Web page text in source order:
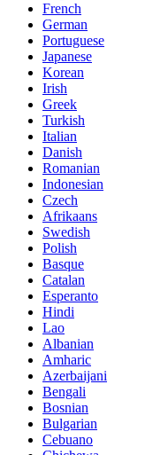
French
German
Portuguese
Japanese
Korean
Irish
Greek
Turkish
Italian
Danish
Romanian
Indonesian
Czech
Afrikaans
Swedish
Polish
Basque
Catalan
Esperanto
Hindi
Lao
Albanian
Amharic
Azerbaijani
Bengali
Bosnian
Bulgarian
Cebuano